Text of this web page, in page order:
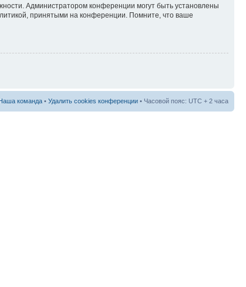
Администратором конференции могут быть установлены
принятыми на конференции. Помните, что ваше
команда • Удалить cookies конференции • Часовой пояс: UTC + 2 часа